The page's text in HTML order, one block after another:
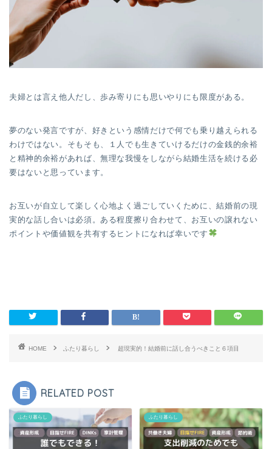
夫婦とは言え他人だし、歩み寄りにも思いやりにも限度がある。
夢のない発言ですが、好きという感情だけで何でも乗り越えられる
わけではない。そもそも、１人でも生きていけるだけの金銭的余裕
と精神的余裕があれば、無理な我慢をしながら結婚生活を続ける必
要はないと思っています。
お互いが自立して楽しく心地よく過ごしていくために、結婚前の現
実的な話し合いは必須。ある程度擦り合わせて、お互いの譲れない
ポイントや価値観を共有するヒントになれば幸いです
HOME ふたり暮らし 超現実的！結婚前に話し合うべきこと６項目
RELATED POST
ふたり暮らし ふたり暮らし